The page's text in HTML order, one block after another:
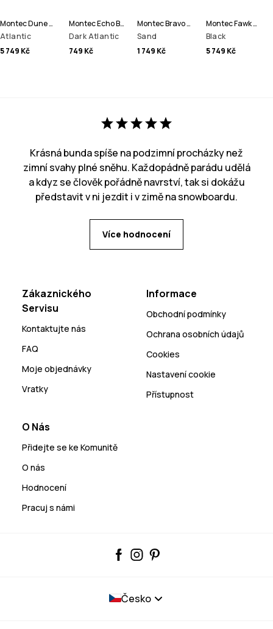
Montec Dune W Lyžařská Bunda Dámské
Atlantic
5 749 Kč
Montec Echo Beanie čepice
Dark Atlantic
749 Kč
Montec Bravo W Fleecová Mikina Dámské
Sand
1 749 Kč
Montec Fawk W Lyžařské Kalhoty Dámské
Black
5 749 Kč
Krásná bunda spíše na podzimní procházky než
zimní svahy plné sněhu. Každopádně parádu udělá
a kdyz se člověk pořádně navrství, tak si dokážu
představit v ni jezdit i v zimě na snowboardu.
Více hodnocení
Zákaznického
Servisu
Kontaktujte nás
FAQ
Moje objednávky
Vratky
Informace
Obchodní podmínky
Ochrana osobních údajů
Cookies
Nastavení cookie
Přístupnost
O Nás
Přidejte se ke Komunitě
O nás
Hodnocení
Pracuj s námi
Česko